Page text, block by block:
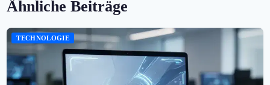
Ähnliche Beiträge
TECHNOLOGIE